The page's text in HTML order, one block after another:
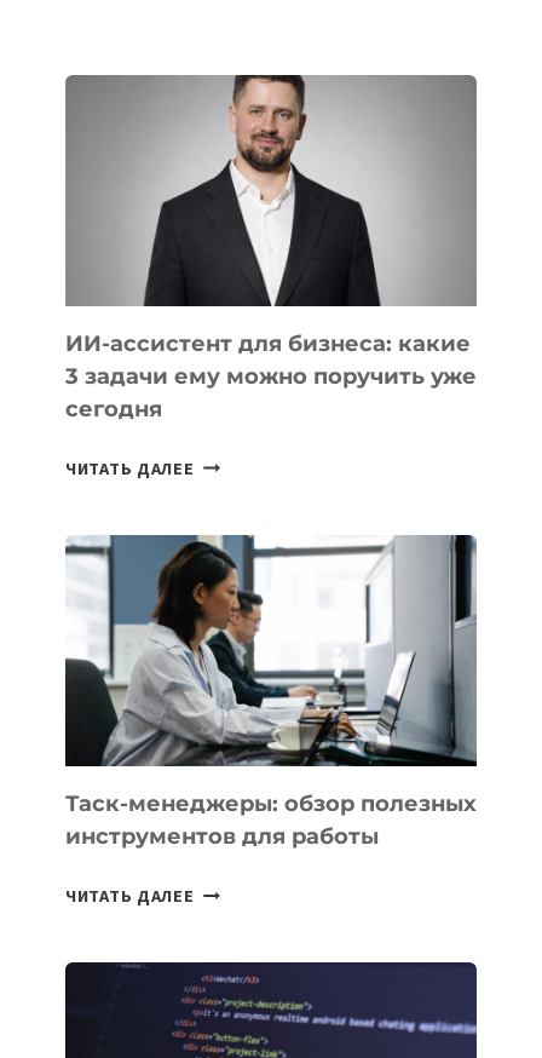
КОТОРЫЕ
РАЗВИВАЮТ
ТЕХНОЛОГИЧЕСКОЕ
ОБРАЗОВАНИЕ
ТАДЖИКИСТАНА
ИИ-ассистент для бизнеса: какие
3 задачи ему можно поручить уже
сегодня
ЧИТАТЬ ДАЛЕЕ ИИ-
БИЗНЕСА:
КАКИЕ
3
ЗАДАЧИ
ЕМУ
МОЖНО
ПОРУЧИТЬ
УЖЕ
СЕГОДНЯ
Таск-менеджеры: обзор полезных
инструментов для работы
ЧИТАТЬ ДАЛЕЕ ТАСК-
ПОЛЕЗНЫХ
ИНСТРУМЕНТОВ
ДЛЯ